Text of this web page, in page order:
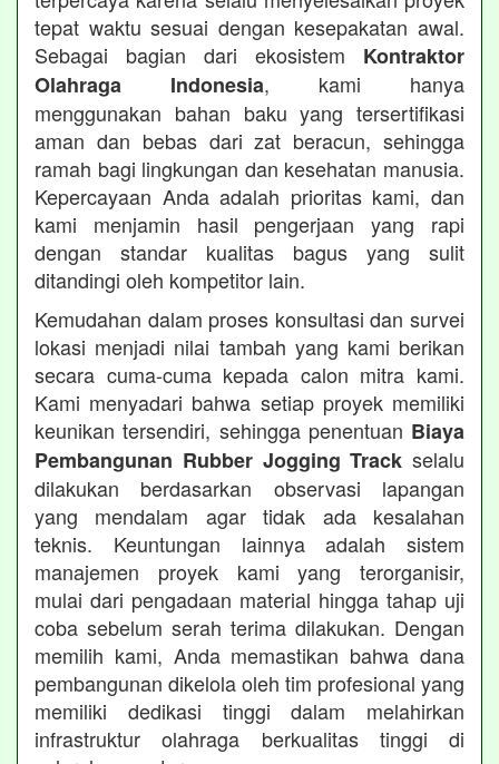
tepat waktu sesuai dengan kesepakatan awal.
Sebagai bagian dari ekosistem Kontraktor
Olahraga Indonesia, kami hanya
menggunakan bahan baku yang tersertifikasi
aman dan bebas dari zat beracun, sehingga
ramah bagi lingkungan dan kesehatan manusia.
Kepercayaan Anda adalah prioritas kami, dan
kami menjamin hasil pengerjaan yang rapi
dengan standar kualitas bagus yang sulit
ditandingi oleh kompetitor lain.
Kemudahan dalam proses konsultasi dan survei
lokasi menjadi nilai tambah yang kami berikan
secara cuma-cuma kepada calon mitra kami.
Kami menyadari bahwa setiap proyek memiliki
keunikan tersendiri, sehingga penentuan Biaya
Pembangunan Rubber Jogging Track selalu
dilakukan berdasarkan observasi lapangan
yang mendalam agar tidak ada kesalahan
teknis. Keuntungan lainnya adalah sistem
manajemen proyek kami yang terorganisir,
mulai dari pengadaan material hingga tahap uji
coba sebelum serah terima dilakukan. Dengan
memilih kami, Anda memastikan bahwa dana
pembangunan dikelola oleh tim profesional yang
memiliki dedikasi tinggi dalam melahirkan
infrastruktur olahraga berkualitas tinggi di